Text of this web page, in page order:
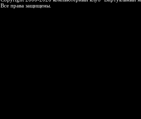
Все права защищены.